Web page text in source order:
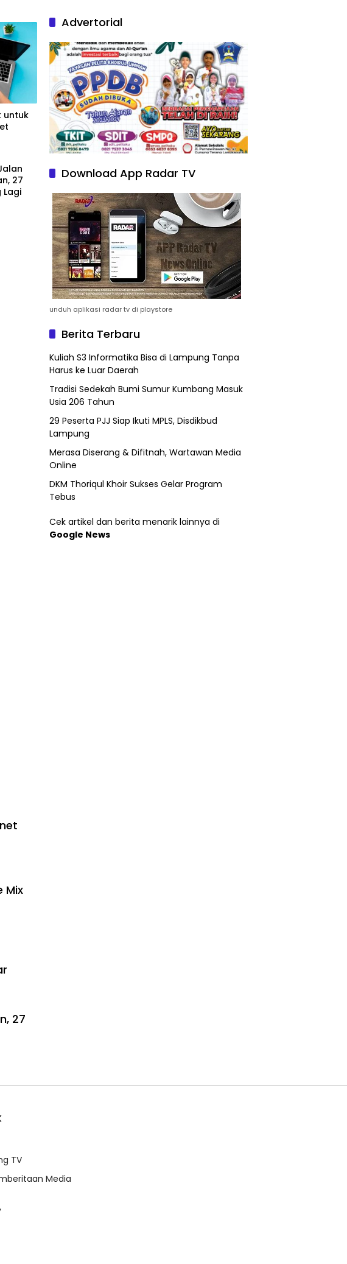
untuk
27
Lagi
Mix
27
Advertorial
Download App Radar TV
unduh aplikasi radar tv di playstore
Berita Terbaru
Kuliah S3 Informatika Bisa di Lampung Tanpa
Harus ke Luar Daerah
Tradisi Sedekah Bumi Sumur Kumbang Masuk
Usia 206 Tahun
29 Peserta PJJ Siap Ikuti MPLS, Disdikbud
Lampung
Merasa Diserang & Difitnah, Wartawan Media
Online
DKM Thoriqul Khoir Sukses Gelar Program
Tebus
Cek artikel dan berita menarik lainnya di
Google News
TV
Media